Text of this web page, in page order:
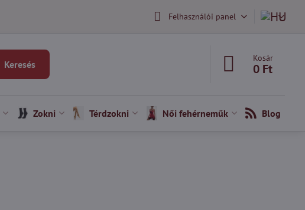
Felhasználói panel
Keresés
Kosár
0 Ft
Zokni Térdzokni Női fehérneműk Blog